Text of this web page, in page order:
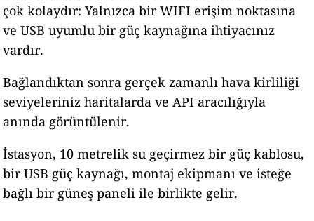
çok kolaydır: Yalnızca bir WIFI erişim noktasına
ve USB uyumlu bir güç kaynağına ihtiyacınız
vardır.
Bağlandıktan sonra gerçek zamanlı hava kirliliği
seviyeleriniz haritalarda ve API aracılığıyla
anında görüntülenir.
İstasyon, 10 metrelik su geçirmez bir güç kablosu,
bir USB güç kaynağı, montaj ekipmanı ve isteğe
bağlı bir güneş paneli ile birlikte gelir.